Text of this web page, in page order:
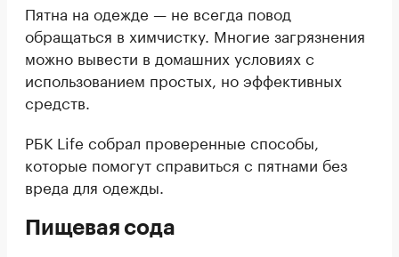
Пятна на одежде — не всегда повод
обращаться в химчистку. Многие загрязнения
можно вывести в домашних условиях с
использованием простых, но эффективных
средств.
РБК Life собрал проверенные способы,
которые помогут справиться с пятнами без
вреда для одежды.
Пищевая сода